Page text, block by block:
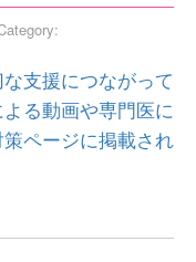
支援につながって
る動画や専門医に
ページに掲載され